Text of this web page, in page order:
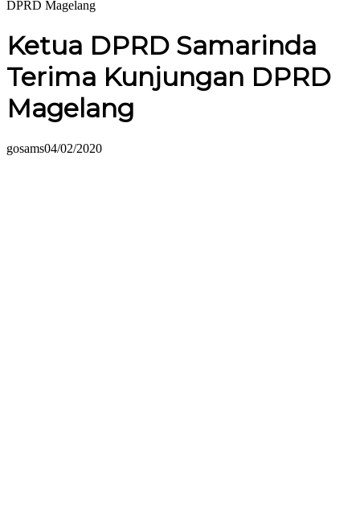
DPRD Magelang
Ketua DPRD Samarinda
Terima Kunjungan DPRD
Magelang
gosams04/02/2020